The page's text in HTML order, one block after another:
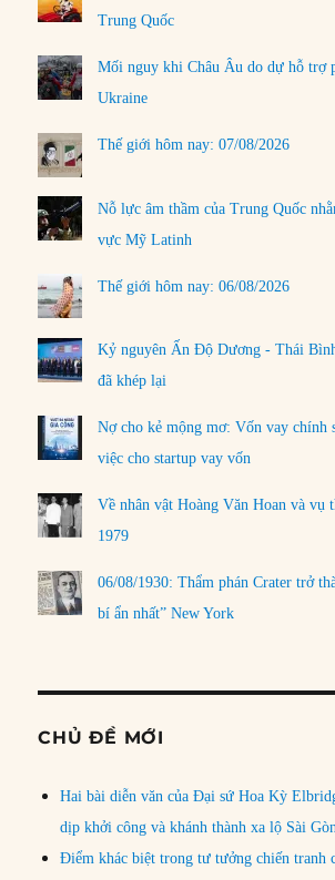
Trung Quốc
Mối nguy khi Châu Âu do dự hỗ trợ
Ukraine
Thế giới hôm nay: 07/08/2026
Nỗ lực âm thầm của Trung Quốc
vực Mỹ Latinh
Thế giới hôm nay: 06/08/2026
Kỷ nguyên Ấn Độ Dương - Thái
đã khép lại
Nợ cho kẻ mộng mơ: Vốn vay chính
việc cho startup vay vốn
Về nhân vật Hoàng Văn Hoan và vụ
1979
06/08/1930: Thẩm phán Crater trở
bí ẩn nhất” New York
CHỦ ĐỀ MỚI
Hai bài diễn văn của Đại sứ Hoa Kỳ
dịp khởi công và khánh thành xa lộ Sài
Điểm khác biệt trong tư tưởng chiến tranh